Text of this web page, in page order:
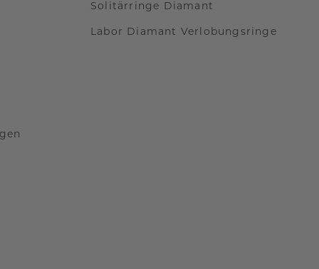
Solitärringe Diamant
Labor Diamant Verlobungsringe